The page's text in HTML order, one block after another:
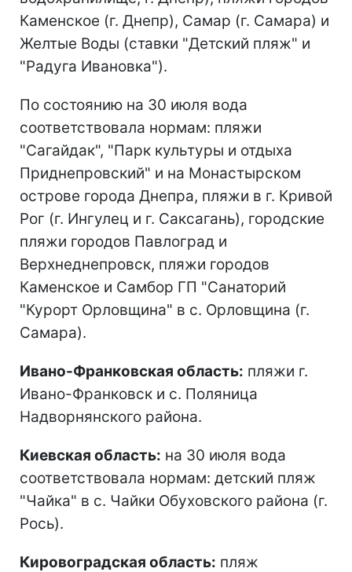
Каменское (г. Днепр), Самар (г. Самара) и
Желтые Воды (ставки "Детский пляж" и
"Радуга Ивановка").
По состоянию на 30 июля вода
соответствовала нормам: пляжи
"Сагайдак", "Парк культуры и отдыха
Приднепровский" и на Монастырском
острове города Днепра, пляжи в г. Кривой
Рог (г. Ингулец и г. Саксагань), городские
пляжи городов Павлоград и
Верхнеднепровск, пляжи городов
Каменское и Самбор ГП "Санаторий
"Курорт Орловщина" в с. Орловщина (г.
Самара).
Ивано-Франковская область: пляжи г.
Ивано-Франковск и с. Поляница
Надворнянского района.
Киевская область: на 30 июля вода
соответствовала нормам: детский пляж
"Чайка" в с. Чайки Обуховского района (г.
Рось).
Кировоградская область: пляж